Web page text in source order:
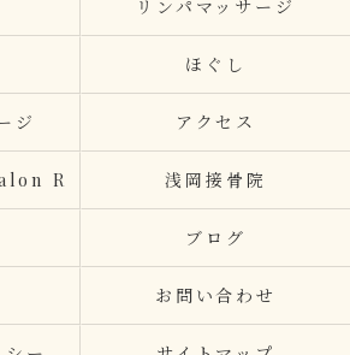
リンパマッサージ
ほぐし
ジ アクセス
R 浅岡接骨院
ブログ
お問い合わせ